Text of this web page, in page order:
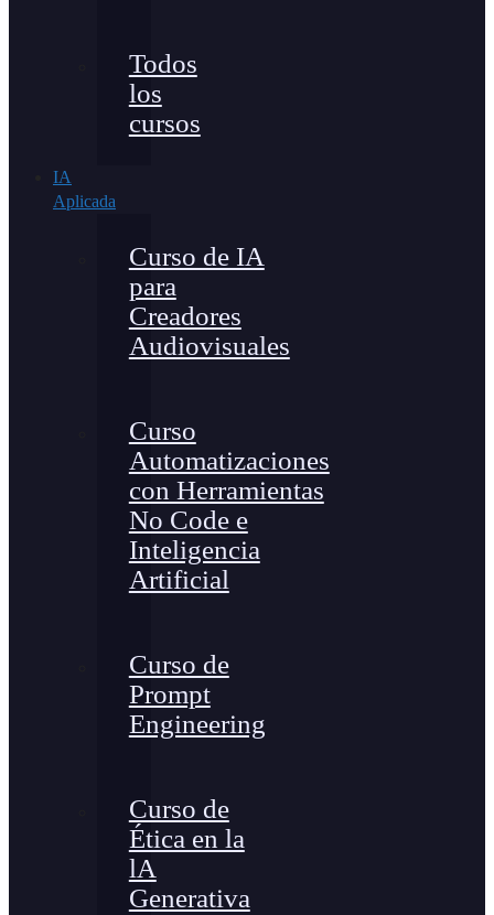
Todos
los
cursos
IA
Aplicada
Curso de IA
para
Creadores
Audiovisuales
Curso
Automatizaciones
con Herramientas
No Code e
Inteligencia
Artificial
Curso de
Prompt
Engineering
Curso de
Ética en la
lA
Generativa